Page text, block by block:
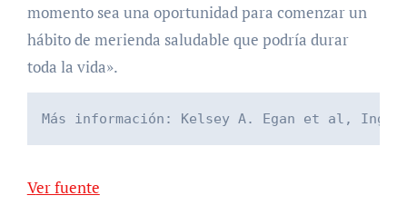
momento sea una oportunidad para comenzar un
hábito de merienda saludable que podría durar
toda la vida».
Más información: Kelsey A. Egan et al,
Ver fuente